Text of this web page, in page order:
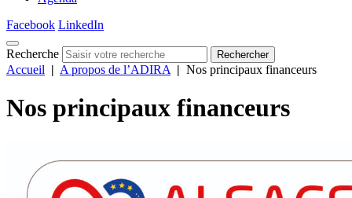
Facebook LinkedIn
Recherche Rechercher
Accueil | A propos de l’ADIRA | Nos principaux financeurs
Nos principaux financeurs